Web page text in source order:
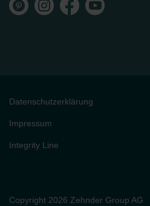
Copyright 2026 Zehnder Group AG
Datenschutzerklärung
Impressum
Integrity Line